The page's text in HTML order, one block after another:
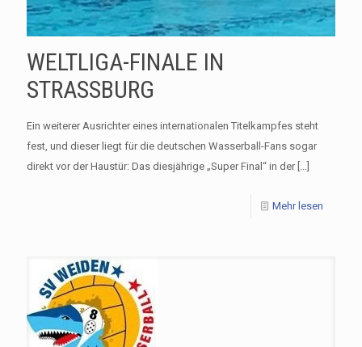
WELTLIGA-FINALE IN
STRASSBURG
Ein weiterer Ausrichter eines internationalen Titelkampfes steht
fest, und dieser liegt für die deutschen Wasserball-Fans sogar
direkt vor der Haustür: Das diesjährige „Super Final“ in der[…]
Mehr lesen